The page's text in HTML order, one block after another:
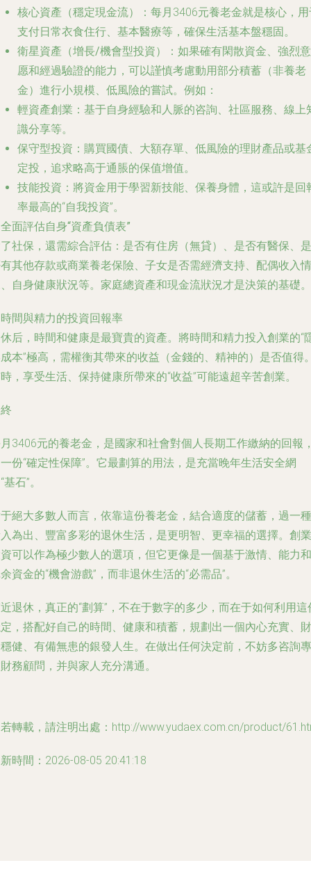
核心資產（穩定現金流）
：每月3406元養老金就是核心，
支付日常衣食住行、基本醫療等，確保生活基本盤穩固。
衛星資產（增長/機會型投資）
：如果確有閑散資金、強烈意
愿和經過驗證的能力，可以謹慎考慮動用部分積蓄（非養老
金）進行小規模、低風險的嘗試。例如：
輕資產創業 ：基于自身經驗和人脈的咨詢、社區服務、線上
識分享等。
保守型投資 ：購買國債、大額存單、低風險的理財產品或基
定投，追求略高于通脹的保值增值。
技能投資 ：將資金用于學習新技能、保養身體，這或許是回
率最高的“自我投資”。
全面評估自身“資產負債表”
社保，還需綜合評估：是否有住房（無貸）、是否有醫保、是
其他存款或商業養老保險、子女是否需經濟支持、配偶收入情
自身健康狀況等。家庭總資產和現金流狀況才是決策的基礎。
時間與精力的投資回報率
后，時間和健康是最寶貴的資產。將時間和精力投入創業的“
本”極高，需權衡其帶來的收益（金錢的、精神的）是否值得
，享受生活、保持健康所帶來的“收益”可能遠超辛苦創業。
3406元的養老金，是國家和社會對個人長期工作繳納的回報
份“確定性保障”。它最劃算的用法，是充當晚年生活安全網
基石”。
絕大多數人而言，依靠這份養老金，結合適度的儲蓄，過一種
為出、豐富多彩的退休生活，是更明智、更幸福的選擇。創業
可以作為極少數人的選項，但它更像是一個基于激情、能力和
資金的“機會游戲”，而非退休生活的“必需品”。
退休，真正的“劃算”，不在于數字的多少，而在于如何利用這
，搭配好自己的時間、健康和積蓄，規劃出一個內心充實、財
健、有備無患的銀發人生。在做出任何決定前，不妨多咨詢專
務顧問，并與家人充分溝通。
轉載，請注明出處：http://www.yudaex.com.cn/product/
時間：2026-08-05 20:41:18